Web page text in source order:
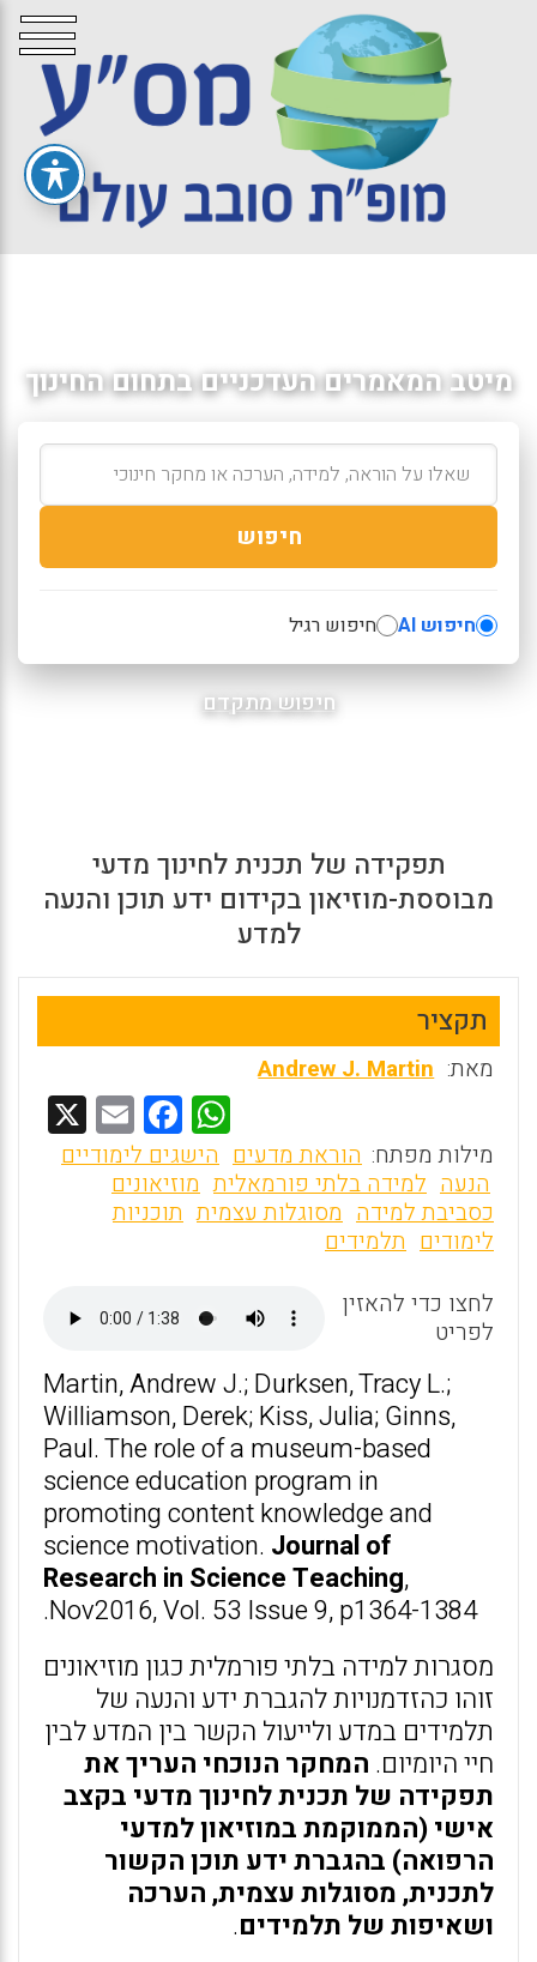
מיטב המאמרים העדכניים בתחום החינוך
חיפוש
חיפוש AI חיפוש רגיל
חיפוש מתקדם
תפקידה של תכנית לחינוך מדעי
מבוססת-מוזיאון בקידום ידע תוכן והנעה
למדע
תקציר
מאת: Andrew J. Martin
W
h
at
s
p
F
a
ce
b
o
k
E
m מילות מפתח: הוראת מדעים הישגים לימודיים
הנעה למידה בלתי פורמאלית מוזיאונים
כסביבת למידה מסוגלות עצמית תוכניות
לימודים תלמידים
לחצו כדי להאזין
לפריט
Martin, Andrew J.; Durksen, Tracy L.;
Williamson, Derek; Kiss, Julia; Ginns,
Paul. The role of a museum-based
science education program in
promoting content knowledge and
science motivation. Journal of
Research in Science Teaching,
Nov2016, Vol. 53 Issue 9, p1364-1384.
מסגרות למידה בלתי פורמלית כגון מוזיאונים
זוהו כהזדמנויות להגברת ידע והנעה של
תלמידים במדע ולייעול הקשר בין המדע לבין
חיי היומיום. המחקר הנוכחי העריך את
תפקידה של תכנית לחינוך מדעי בקצב
אישי (הממוקמת במוזיאון למדעי
הרפואה) בהגברת ידע תוכן הקשור
לתכנית, מסוגלות עצמית, הערכה
ושאיפות של תלמידים.